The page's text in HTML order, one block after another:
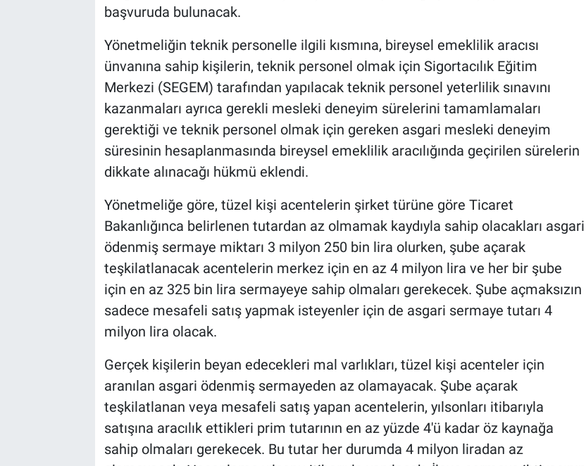
başvuruda bulunacak.
Yönetmeliğin teknik personelle ilgili kısmına, bireysel emeklilik aracısı
ünvanına sahip kişilerin, teknik personel olmak için Sigortacılık Eğitim
Merkezi (SEGEM) tarafından yapılacak teknik personel yeterlilik sınavını
kazanmaları ayrıca gerekli mesleki deneyim sürelerini tamamlamaları
gerektiği ve teknik personel olmak için gereken asgari mesleki deneyim
süresinin hesaplanmasında bireysel emeklilik aracılığında geçirilen sürelerin
dikkate alınacağı hükmü eklendi.
Yönetmeliğe göre, tüzel kişi acentelerin şirket türüne göre Ticaret
Bakanlığınca belirlenen tutardan az olmamak kaydıyla sahip olacakları asgari
ödenmiş sermaye miktarı 3 milyon 250 bin lira olurken, şube açarak
teşkilatlanacak acentelerin merkez için en az 4 milyon lira ve her bir şube
için en az 325 bin lira sermayeye sahip olmaları gerekecek. Şube açmaksızın
sadece mesafeli satış yapmak isteyenler için de asgari sermaye tutarı 4
milyon lira olacak.
Gerçek kişilerin beyan edecekleri mal varlıkları, tüzel kişi acenteler için
aranılan asgari ödenmiş sermayeden az olamayacak. Şube açarak
teşkilatlanan veya mesafeli satış yapan acentelerin, yılsonları itibarıyla
satışına aracılık ettikleri prim tutarının en az yüzde 4'ü kadar öz kaynağa
sahip olmaları gerekecek. Bu tutar her durumda 4 milyon liradan az